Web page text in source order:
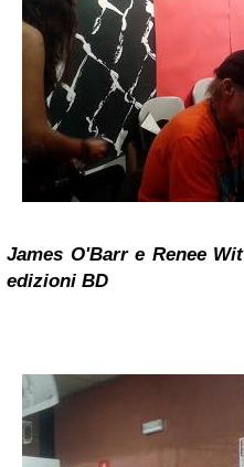
James O'Barr e Renee
edizioni BD